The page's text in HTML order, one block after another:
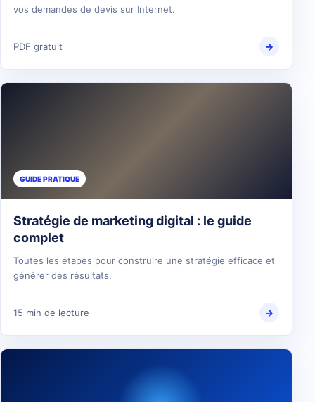
vos demandes de devis sur Internet.
PDF gratuit →
GUIDE PRATIQUE
Stratégie de marketing digital : le guide
complet
Toutes les étapes pour construire une stratégie efficace et
générer des résultats.
15 min de lecture →